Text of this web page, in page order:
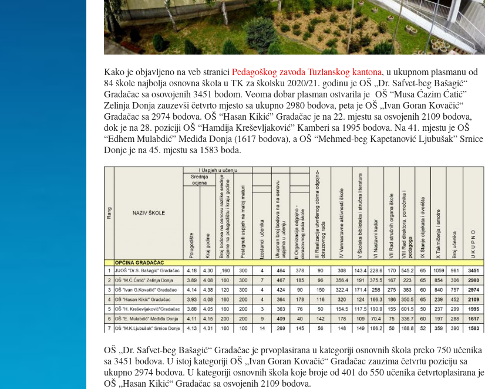
Kako je objavljeno na veb stranici Pedagoškog zavoda Tuzlanskog kantona, u ukupnom plasmanu od
84 škole najbolja osnovna škola u TK za školsku 2020/21. godinu je OŠ „Dr. Safvet-beg Bašagić“
Gradačac sa osovojenih 3451 bodom. Veoma dobar plasman ostvarila je OŠ “Musa Ćazim Ćatić”
Zelinja Donja zauzevši četvrto mjesto sa ukupno 2980 bodova, peta je OŠ „Ivan Goran Kovačić“
Gradačac sa 2974 bodova. OŠ “Hasan Kikić” Gradačac je na 22. mjestu sa osvojenih 2109 bodova,
dok je na 28. poziciji OŠ “Hamdija Kreševljaković” Kamberi sa 1995 bodova. Na 41. mjestu je OŠ
“Edhem Mulabdić” Mediđa Donja (1617 bodova), a OŠ “Mehmed-beg Kapetanović Ljubušak” Srnice
Donje je na 45. mjestu sa 1583 boda.
OŠ „Dr. Safvet-beg Bašagić“ Gradačac je prvoplasirana u kategoriji osnovnih škola preko 750 učenika
sa 3451 bodova. U istoj kategoriji OŠ „Ivan Goran Kovačić“ Gradačac zauzima četvrtu poziciju sa
ukupno 2974 bodova. U kategoriji osnovnih škola koje broje od 401 do 550 učenika četvrtoplasirana je
OŠ „Hasan Kikić“ Gradačac sa osvojenih 2109 bodova.